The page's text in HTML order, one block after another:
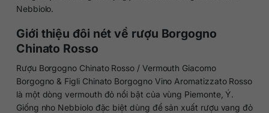
Nebbiolo.
Giới thiệu đôi nét về rượu Borgogno
Chinato Rosso
Rượu Borgogno Chinato Rosso / Vermouth Giacomo
Borgogno & Figli Chinato Borgogno Vino Aromatizzato Rosso
là một dòng vermouth đỏ nổi bật của vùng Piemonte, Ý.
Giống nho Nebbiolo đặc biệt dùng để sản xuất rượu vang đỏ